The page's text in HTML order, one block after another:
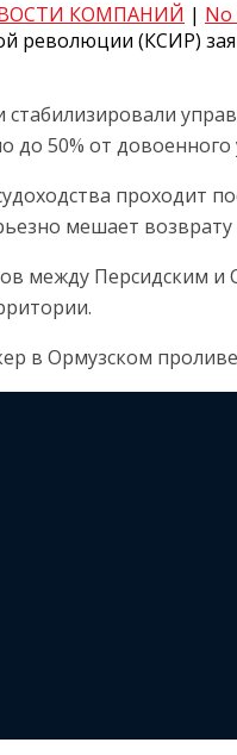
КОМПАНИЙ | No
революции (КСИР)
до 50% от
мешает
между Персидским
в Ормузском